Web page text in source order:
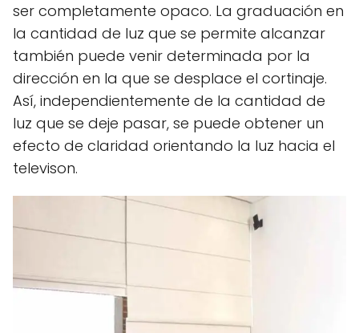
ser completamente opaco. La graduación en
la cantidad de luz que se permite alcanzar
también puede venir determinada por la
dirección en la que se desplace el cortinaje.
Así, independientemente de la cantidad de
luz que se deje pasar, se puede obtener un
efecto de claridad orientando la luz hacia el
televison.